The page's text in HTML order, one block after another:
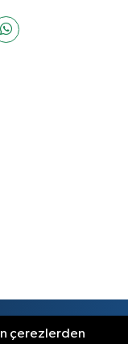
hakkı saklıdır.
çerezlerden